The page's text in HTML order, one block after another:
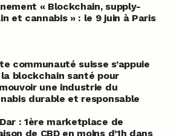
« Blockchain, supply-
et cannabis » : le 9 juin à Paris
communauté suisse s’appuie
blockchain santé pour
une industrie du
durable et responsable
: 1ère marketplace de
de CBD en moins d’1h dans